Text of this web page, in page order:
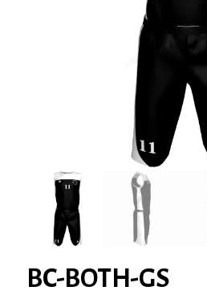
BC-BOTH-GS